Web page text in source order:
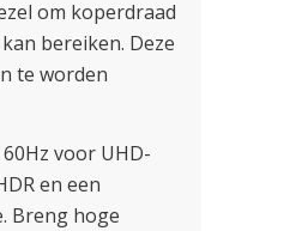
om koperdraad
bereiken. Deze
te worden
voor UHD-
en een
Breng hoge